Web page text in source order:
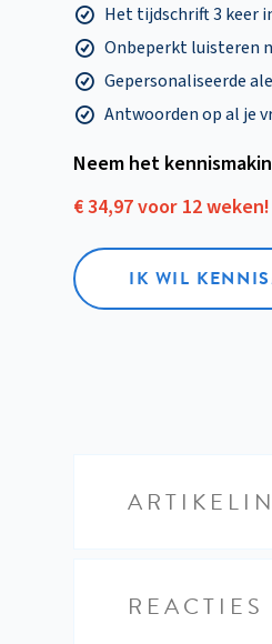
Het tijdschrift 3 keer
Onbeperkt luisteren
Gepersonaliseerde
Antwoorden op al je
Neem het
€ 34,97 voor 12 weken!
IK WIL
REACTIES